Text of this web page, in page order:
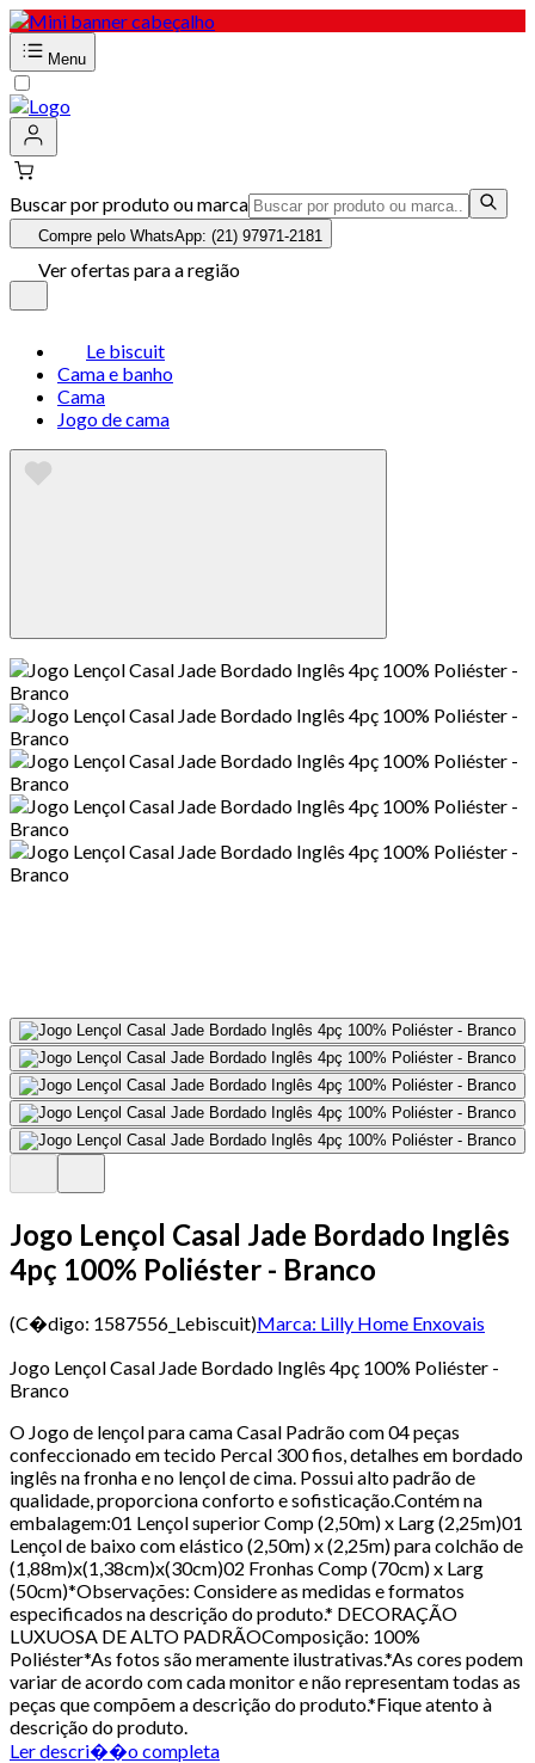
Menu
Buscar por produto ou marca
Compre pelo WhatsApp: (21) 97971-2181
Ver ofertas para a região
Le biscuit
Cama e banho
Cama
Jogo de cama
Jogo Lençol Casal Jade Bordado Inglês
4pç 100% Poliéster - Branco
(C�digo: 1587556_Lebiscuit)Marca: Lilly Home Enxovais
Jogo Lençol Casal Jade Bordado Inglês 4pç 100% Poliéster -
Branco
O Jogo de lençol para cama Casal Padrão com 04 peças
confeccionado em tecido Percal 300 fios, detalhes em bordado
inglês na fronha e no lençol de cima. Possui alto padrão de
qualidade, proporciona conforto e sofisticação.Contém na
embalagem:01 Lençol superior Comp (2,50m) x Larg (2,25m)01
Lençol de baixo com elástico (2,50m) x (2,25m) para colchão de
(1,88m)x(1,38cm)x(30cm)02 Fronhas Comp (70cm) x Larg
(50cm)*Observações: Considere as medidas e formatos
especificados na descrição do produto.* DECORAÇÃO
LUXUOSA DE ALTO PADRÃOComposição: 100%
Poliéster*As fotos são meramente ilustrativas.*As cores podem
variar de acordo com cada monitor e não representam todas as
peças que compõem a descrição do produto.*Fique atento à
descrição do produto.
Ler descri��o completa